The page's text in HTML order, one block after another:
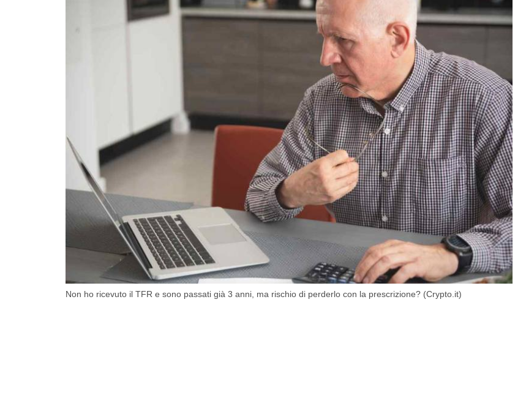
Non ho ricevuto il TFR e sono passati già 3 anni, ma rischio di perderlo con la prescrizione? (Crypto.it)